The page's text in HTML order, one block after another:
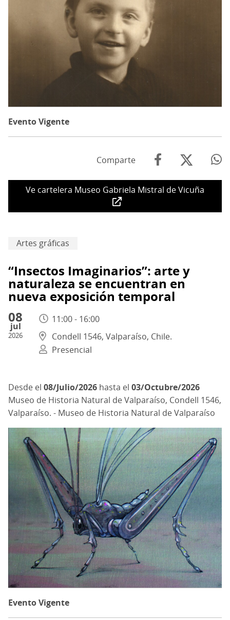
Evento Vigente
Comparte
Ve cartelera Museo Gabriela Mistral de Vicuña
Artes gráficas
“Insectos Imaginarios”: arte y
naturaleza se encuentran en
nueva exposición temporal
08
jul
2026
11:00 - 16:00
Condell 1546, Valparaíso, Chile.
Presencial
08/Julio/2026 hasta el 03/Octubre/2026
Museo de Historia Natural de Valparaíso, Condell 1546,
Valparaíso. - Museo de Historia Natural de Valparaíso
Evento Vigente